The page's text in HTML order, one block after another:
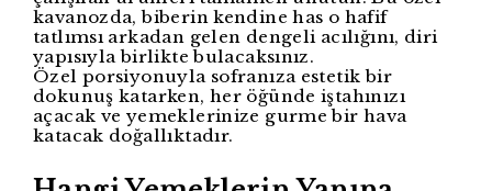
kavanozda, biberin kendine has o hafif
tatlımsı arkadan gelen dengeli acılığını, diri
yapısıyla birlikte bulacaksınız.
Özel porsiyonuyla sofranıza estetik bir
dokunuş katarken, her öğünde iştahınızı
açacak ve yemeklerinize gurme bir hava
katacak doğallıktadır.